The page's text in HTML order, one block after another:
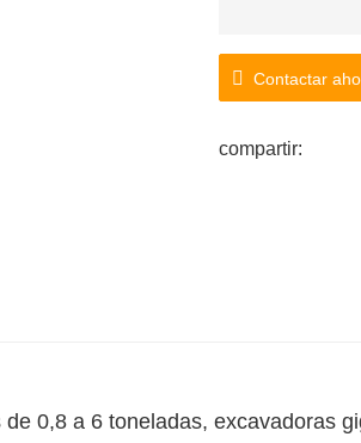
Contactar
compartir:
0,8 a 6 toneladas, excavadoras